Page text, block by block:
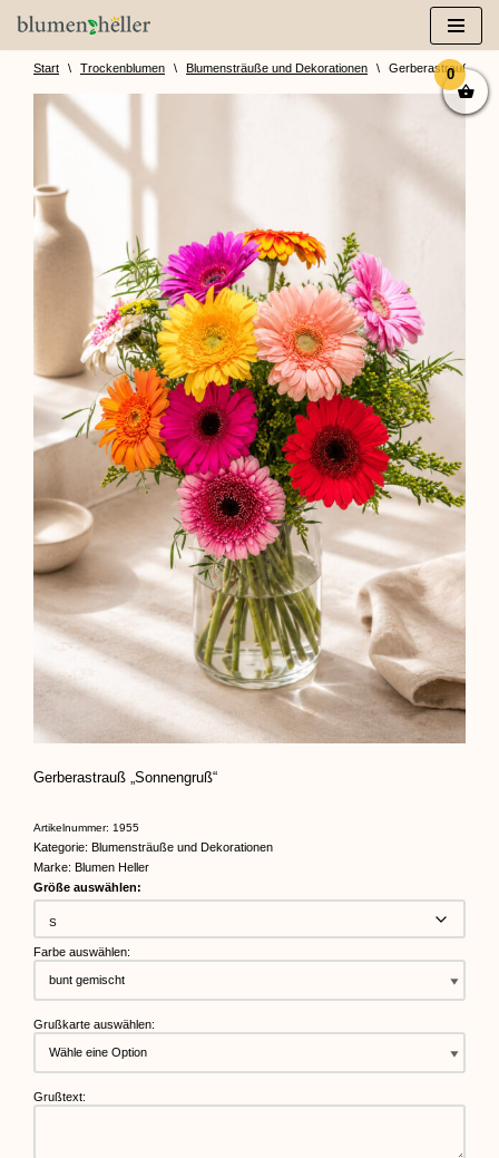
Zum
InhaltStart \ Trockenblumen \ Blumensträuße und Dekorationen \ Gerberastrauß
Gerberastrauß „Sonnengruß“
Artikelnummer: 1955
Kategorie: Blumensträuße und Dekorationen
Marke: Blumen Heller
Größe auswählen:
Farbe auswählen:
Grußkarte auswählen:
Grußtext:
0